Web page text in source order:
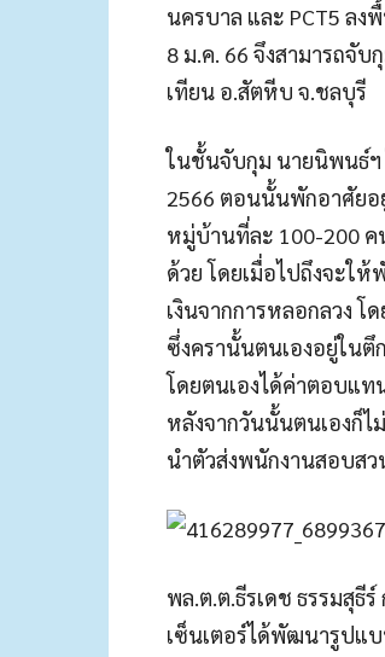
นครบาล และ PCT5 ลง
8 ม.ค. 66 จึงสามารถจั
เทียน อ.สัตหีบ จ.ชลบุรี
ในชั้นจับกุม นายนิพนธ์ฯ
2566 ตอนนั้นพักอาศัยอ
หมู่บ้านที่ละ 100-200 ค
ด้วย โดยเมื่อไปถึงจะใ
เงินจากการหลอกลวง
ซึ่งครานั้นตนเองอยู่ในตึ
โดยตนเองได้ค่าตอบแ
หลังจากวันนั้นตนเองก็ไ
นำตัวส่งพนักงานสอบส
พล.ต.ต.ธีรเดช ธรรมสุธี
เซ็นเตอร์ได้พัฒนารูปแ